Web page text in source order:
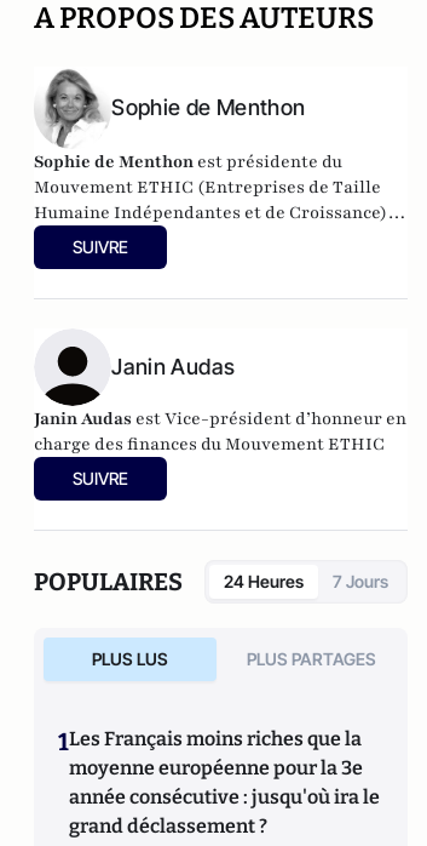
A PROPOS DES AUTEURS
Sophie de Menthon
Sophie de Menthon est présidente du
Mouvement ETHIC (Entreprises de Taille
Humaine Indépendantes et de Croissance)
et chef d’entreprise (SDME).
SUIVRE
Janin Audas
Janin Audas est Vice-président d’honneur en
charge des finances du Mouvement ETHIC
SUIVRE
POPULAIRES 24 Heures 7 Jours
PLUS LUS PLUS PARTAGES
1Les Français moins riches que la
moyenne européenne pour la 3e
année consécutive : jusqu'où ira le
grand déclassement ?